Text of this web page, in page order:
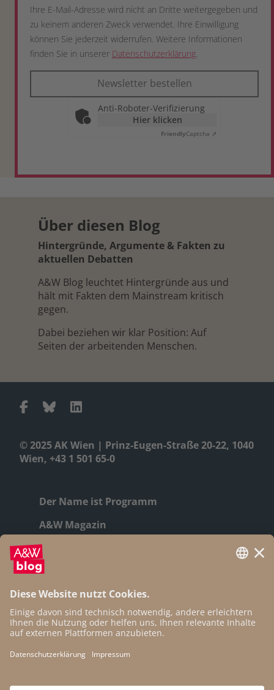
Ihre E-Mail-Adresse wird nicht an Dritte weitergegeben und
zu keinem anderen Zweck verwendet. Ihre Einwilligung
können Sie jederzeit widerrufen. Weitere Informationen
finden Sie in unserer Datenschutzerklärung
Newsletter bestellen
Anti-Roboter-Verifizierung
Hier klicken
FriendlyCaptcha ⇗
© 2025 AK Wien | Prinz-Eugen-Straße 20-22, 1040
Wien, +43 1 501 65-0
Der Name ist Programm
A&W Magazin
Geschichte
Autor:innen
Newsletter
Open Access
Über diesen Blog
Hintergründe, Argumente & Fakten zu
aktuellen Debatten
A&W Blog leuchtet Hintergründe aus und
hält mit Fakten dem Mainstream kritisch
gegen.
Dabei beziehen wir klar Position: Auf
Seiten der arbeitenden Menschen.